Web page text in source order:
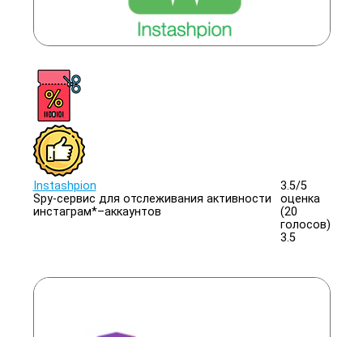
Instashpion
Spy-сервис для отслеживания активности
инстаграм*–аккаунтов
3.5/5
оценка
(20
голосов)
3.5